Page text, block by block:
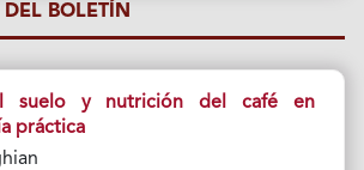
BOLETÍN
suelo y nutrición del café en
práctica